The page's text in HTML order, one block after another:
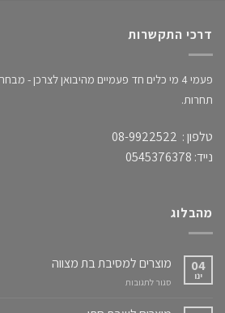
דרכי התקשרות
פעמי 4 מי כלים חד פעמיים מהיבואן לצרכן -
תחרות.
טלפון : 08-9922522
נייד: 0545376378
מהבלוג
04
ינו
מוצרים למסיבת בת מצווה
סגור לתגובות
למסיבת